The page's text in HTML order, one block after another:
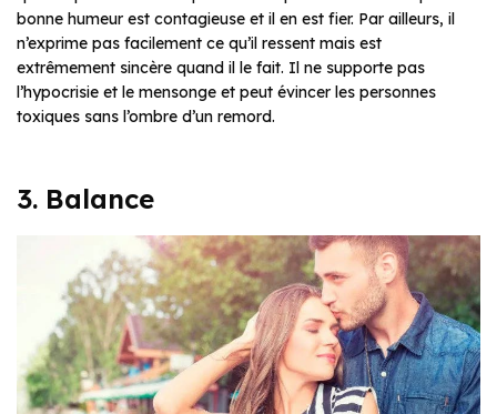
bonne humeur est contagieuse et il en est fier. Par ailleurs, il
n’exprime pas facilement ce qu’il ressent mais est
extrêmement sincère quand il le fait. Il ne supporte pas
l’hypocrisie et le mensonge et peut évincer les personnes
toxiques sans l’ombre d’un remord.
3. Balance